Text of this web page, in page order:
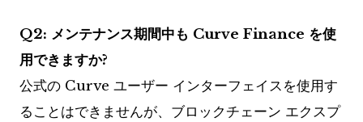
Q2: メンテナンス期間中も Curve Finance を使
用できますか?
公式の Curve ユーザー インターフェイスを使用す
ることはできませんが、ブロックチェーン エクスプ